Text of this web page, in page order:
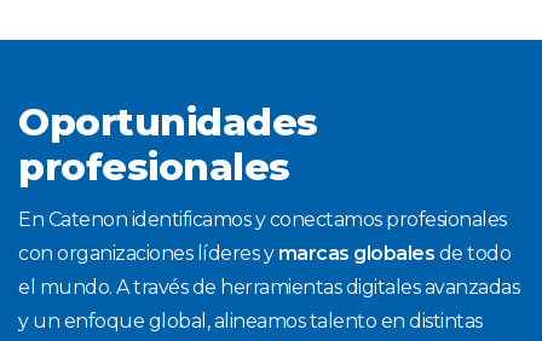
Oportunidades
profesionales
En Catenon identificamos y conectamos profesionales
con organizaciones líderes y marcas globales de todo
el mundo. A través de herramientas digitales avanzadas
y un enfoque global, alineamos talento en distintas